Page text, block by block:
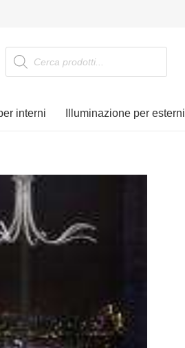
Products
search
interni Illuminazione per esterni